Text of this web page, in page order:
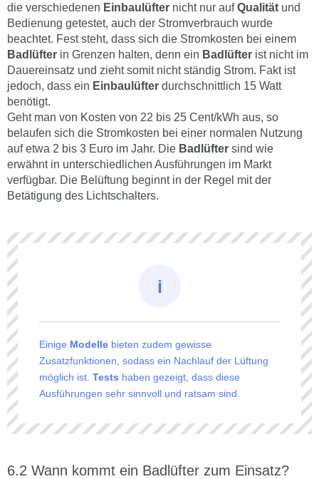
die verschiedenen Einbaulüfter nicht nur aufQualität und
Bedienung getestet, auch der Stromverbrauch wurde
beachtet. Fest steht, dass sich die Stromkosten bei einem
Badlüfter in Grenzen halten, denn ein Badlüfter ist nicht im
Dauereinsatz und zieht somit nicht ständig Strom. Fakt ist
jedoch, dass ein Einbaulüfter durchschnittlich 15 Watt
benötigt.
Geht man von Kosten von 22 bis 25 Cent/kWh aus, so
belaufen sich die Stromkosten bei einer normalen Nutzung
auf etwa 2 bis 3 Euro im Jahr. Die Badlüfter sind wie
erwähnt in unterschiedlichen Ausführungen im Markt
verfügbar. Die Belüftung beginnt in der Regel mit der
Betätigung des Lichtschalters.
Einige Modelle bieten zudem gewisse
Zusatzfunktionen, sodass ein Nachlauf der Lüftung
möglich ist. Tests haben gezeigt, dass diese
Ausführungen sehr sinnvoll und ratsam sind.
Wann kommt ein Badlüfter zum Einsatz?